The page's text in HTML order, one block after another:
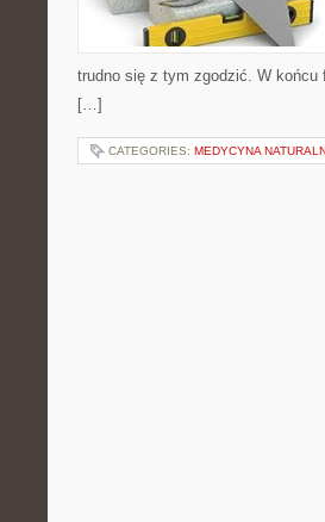
trudno się z tym zgodzić. W końcu
[…]
CATEGORIES: MEDYCYNA